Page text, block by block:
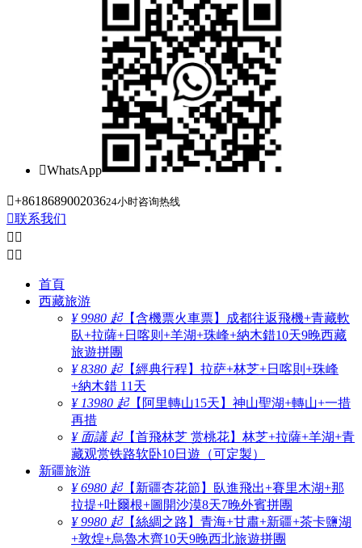
WhatsApp
+861868900203624小时咨询热线
联系我们
 
 
首頁
西藏旅游
¥ 9980 起【含機票火車票】成都往返飛機+青藏軟
臥+拉薩+日喀则+羊湖+珠峰+納木錯10天9晚西藏
旅遊拼團
¥ 8380 起【經典行程】拉萨+林芝+日喀則+珠峰
+納木錯 11天
¥ 13980 起【阿里轉山15天】神山聖湖+轉山+一措
再措
¥ 面議 起【首飛林芝 赏桃花】林芝+拉薩+羊湖+青
藏观赏铁路软卧10日遊（可定製）
新疆旅游
¥ 6980 起【新疆杏花節】臥進飛出+賽里木湖+那
拉提+吐爾根+圖開沙漠8天7晚外賓拼團
¥ 9980 起【絲綢之路】青海+甘肅+新疆+茶卡鹽湖
+敦煌+烏魯木齊10天9晚西北旅遊拼團